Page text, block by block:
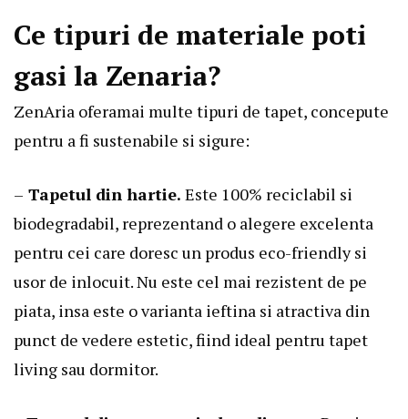
Ce tipuri de materiale poti
gasi la Zenaria?
ZenAria oferamai multe tipuri de tapet, concepute
pentru a fi sustenabile si sigure:
– Tapetul din hartie. Este 100% reciclabil si
biodegradabil, reprezentand o alegere excelenta
pentru cei care doresc un produs eco-friendly si
usor de inlocuit. Nu este cel mai rezistent de pe
piata, insa este o varianta ieftina si atractiva din
punct de vedere estetic, fiind ideal pentru tapet
living sau dormitor.